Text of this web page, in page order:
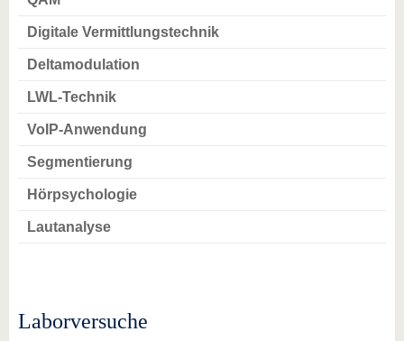
Digitale Vermittlungstechnik
Deltamodulation
LWL-Technik
VoIP-Anwendung
Segmentierung
Hörpsychologie
Lautanalyse
Laborversuche